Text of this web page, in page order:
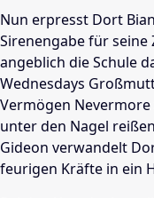
Nun erpresst Dort
Sirenengabe für seine
angeblich die Schule
Wednesdays
Vermögen
unter den Nagel
Gideon verwandelt
feurigen Kräfte in ein